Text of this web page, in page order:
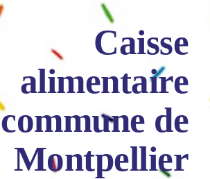
Caisse
alimentaire
commune de
Montpellier